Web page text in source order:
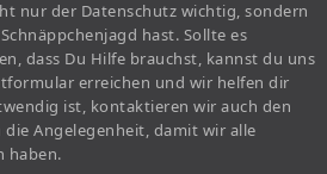
nur der Datenschutz wichtig, sondern
hast. Sollte es
dass Du Hilfe brauchst, kannst du uns
erreichen und wir helfen dir
ist, kontaktieren wir auch den
Angelegenheit, damit wir alle
haben.